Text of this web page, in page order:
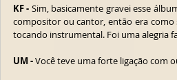
KF - Sim, basicamente gravei esse
compositor ou cantor, então era
tocando instrumental. Foi uma alegria
UM - Você teve uma forte ligação com